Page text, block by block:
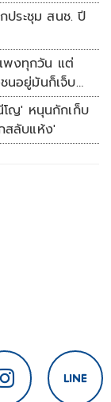
ประชุม สนช. ปี
พงทุกวัน แต่
นอยู่มันก็เจ็บ
โญ' หนุนกักเก็บ
สลับแห้ง'